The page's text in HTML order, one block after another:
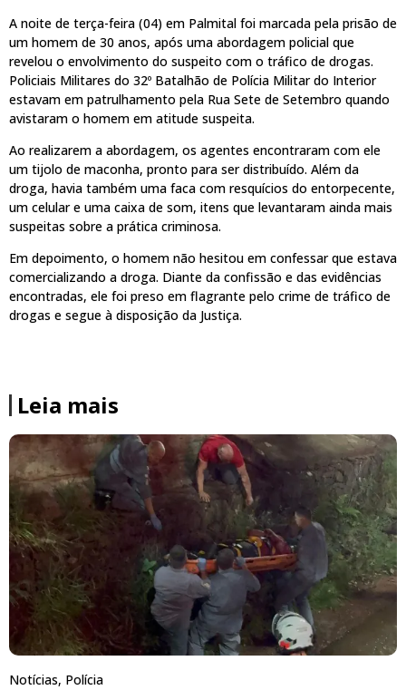
A noite de terça-feira (04) em Palmital foi marcada pela prisão de
um homem de 30 anos, após uma abordagem policial que
revelou o envolvimento do suspeito com o tráfico de drogas.
Policiais Militares do 32º Batalhão de Polícia Militar do Interior
estavam em patrulhamento pela Rua Sete de Setembro quando
avistaram o homem em atitude suspeita.
Ao realizarem a abordagem, os agentes encontraram com ele
um tijolo de maconha, pronto para ser distribuído. Além da
droga, havia também uma faca com resquícios do entorpecente,
um celular e uma caixa de som, itens que levantaram ainda mais
suspeitas sobre a prática criminosa.
Em depoimento, o homem não hesitou em confessar que estava
comercializando a droga. Diante da confissão e das evidências
encontradas, ele foi preso em flagrante pelo crime de tráfico de
drogas e segue à disposição da Justiça.
Leia mais
Notícias, Polícia